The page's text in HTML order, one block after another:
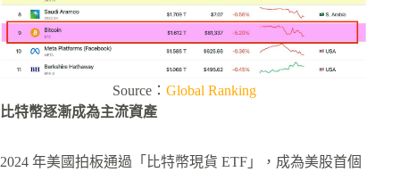
Source： Global Ranking
比特幣逐漸成為主流資產
2024 年美國拍板通過「比特幣現貨 ETF」，成為美股首個